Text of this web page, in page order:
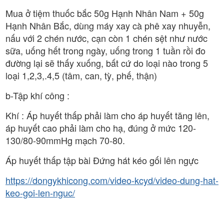
Mua ở tiệm thuốc bắc 50g Hạnh Nhân Nam + 50g
Hạnh Nhân Bắc, dùng máy xay cà phê xay nhuyễn,
nấu với 2 chén nước, cạn còn 1 chén sệt như nước
sữa, uống hết trong ngày, uống trong 1 tuần rồi đo
đường lại sẽ thấy xuống, bất cứ do loại nào trong 5
loại 1,2,3,.4,5 (tâm, can, tỳ, phế, thận)
b-Tập khí công :
Khí : Áp huyết thấp phải làm cho áp huyết tăng lên,
áp huyết cao phải làm cho hạ, đúng ở mức 120-
130/80-90mmHg mạch 70-80.
Áp huyết thấp tập bài Đứng hát kéo gối lên ngực
https://dongykhicong.com/video-kcyd/video-dung-hat-
keo-goi-len-nguc/